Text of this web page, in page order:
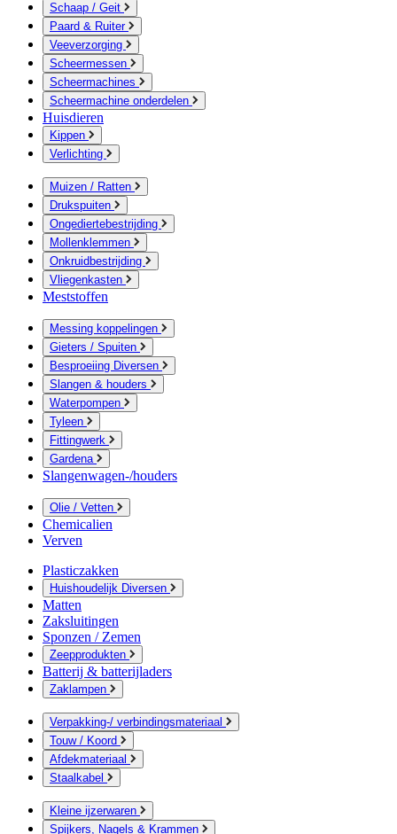
Schaap / Geit
Paard & Ruiter
Veeverzorging
Scheermessen
Scheermachines
Scheermachine onderdelen
Huisdieren
Kippen
Verlichting
Muizen / Ratten
Drukspuiten
Ongediertebestrijding
Mollenklemmen
Onkruidbestrijding
Vliegenkasten
Meststoffen
Messing koppelingen
Gieters / Spuiten
Besproeiing Diversen
Slangen & houders
Waterpompen
Tyleen
Fittingwerk
Gardena
Slangenwagen-/houders
Olie / Vetten
Chemicalien
Verven
Plasticzakken
Huishoudelijk Diversen
Matten
Zaksluitingen
Sponzen / Zemen
Zeepprodukten
Batterij & batterijladers
Zaklampen
Verpakking-/ verbindingsmateriaal
Touw / Koord
Afdekmateriaal
Staalkabel
Kleine ijzerwaren
Spijkers, Nagels & Krammen